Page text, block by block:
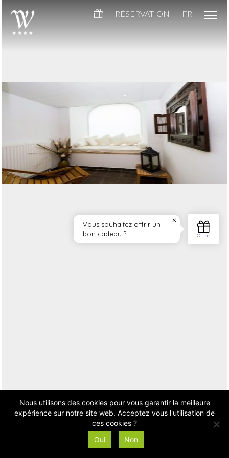
RÉSERVATION FR
Nous utilisons des cookies pour vous garantir la meilleure
expérience sur notre site web. Acceptez vous l'utilisation de
ces cookies ?
Oui
Non